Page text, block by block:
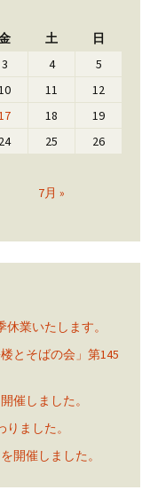
土 日
7月 »
3 4
5
10 11
12
17 18
19
24 25
26
業いたします。
とそばの会」第145
催しました。
ました。
開催しました。